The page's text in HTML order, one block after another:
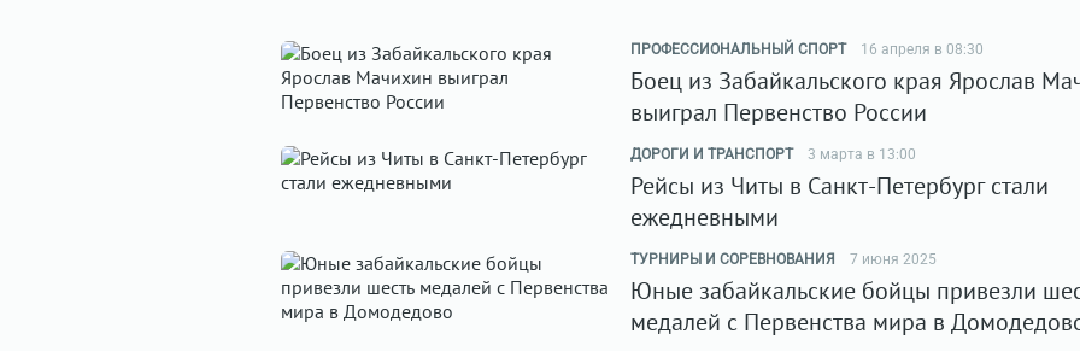
ПРОФЕССИОНАЛЬНЫЙ СПОРТ 16 апреля в 08:30
Боец из Забайкальского края Ярослав
выиграл Первенство России
ДОРОГИ И ТРАНСПОРТ 3 марта в 13:00
Рейсы из Читы в Санкт-Петербург стали
ежедневными
ТУРНИРЫ И СОРЕВНОВАНИЯ 7 июня 2025
Юные забайкальские бойцы привезли
медалей с Первенства мира в